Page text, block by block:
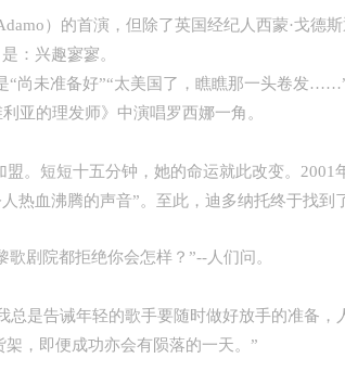
）的首演，但除了英国经纪人西蒙·戈德斯
是：兴趣寥寥。
未准备好”“太美国了，瞧瞧那一头卷发
亚的理发师》中演唱罗西娜一角。
短短十五分钟，她的命运就此改变。2001
热血沸腾的声音”。至此，迪多纳托终于找到
剧院都拒绝你会怎样？”--人们问。
总是告诫年轻的歌手要随时做好放手的准备
，即便成功亦会有陨落的一天。”